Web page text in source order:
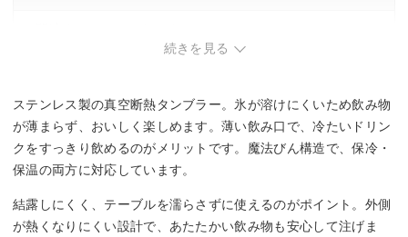
続きを見る
ステンレス製の真空断熱タンブラー。氷が溶けにくいため飲み物
が薄まらず、おいしく楽しめます。薄い飲み口で、冷たいドリン
クをすっきり飲めるのがメリットです。魔法びん構造で、保冷・
保温の両方に対応しています。
結露しにくく、テーブルを濡らさずに使えるのがポイント。外側
が熱くなりにくい設計で、あたたかい飲み物も安心して注げま